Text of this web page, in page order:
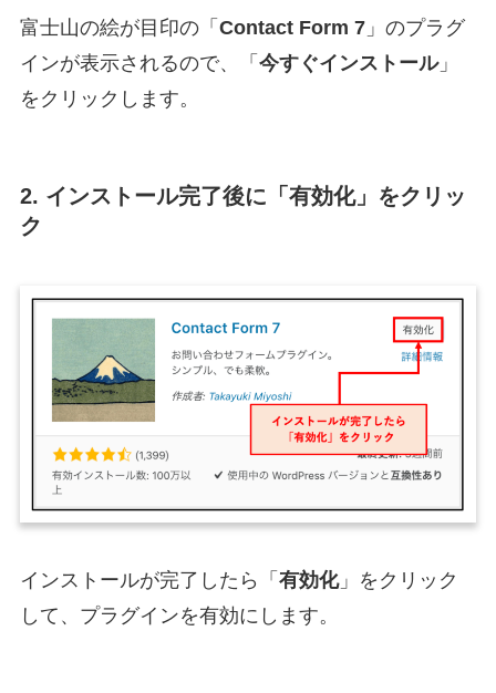
富士山の絵が目印の「 Contact Form 7」のプラグ
インが表示されるので、「 今すぐインストール」
をクリックします。
2. インストール完了後に「有効化」をクリッ
ク
インストールが完了したら「 有効化」をクリック
して、プラグインを有効にします。